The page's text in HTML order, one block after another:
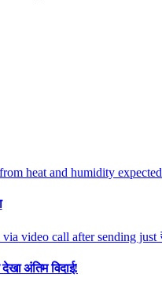
अंतिम विदाई!